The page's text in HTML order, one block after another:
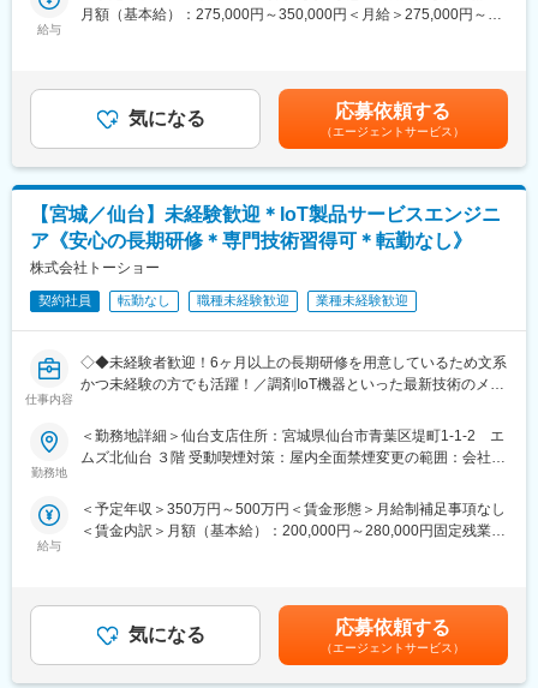
・産休育休：女性取得率100%、男性も多数取得
たい」という想いから、70年前に国内初の“スピードギプス”を開
発。
看護師が時間をかけて作らなければならなかったギプス包帯を革
新し、日本の骨折治療にイノベーションを起こしました。
その“現場に寄り添う精神”は今も変わらず、助け合いの文化と患者
さんへの真摯な姿勢が根付いた会社です。
変更の範囲：会社の定める業務
るため、ITスキルも身につきます。
https://www.fujifilm.com/jp/ja/healthcare/healthcare-it/it-
imaging/enterprise-pacs
医用画像処理機器、医用画像ネットワークシステムの定期点検、
トラブルシューティング等の技術サポートを行います。
■研修制度
入社後は、小田原の研修センターにて、機械の解体・組み立てな
どの基礎技術を学び、先輩社員とのOJTを通じて、現場での実務
に慣れていただきます。上記のとおり実機を用いたトレーニング
などから必要なスキルを段階的に習得できますので、未経験の方
でもキャッチアップいただける環境です！
※その他年間研修カリキュラムがあり、成熟度に応じて参加可能
■働き方魅力
が可能です。さらに、担当エリアが狭いため、各担当の負担を軽
減し、バランスの取れたワークライフを実現できます。休日・夜
働くことが可能です。（当番制あり）
■待遇・手当
富士フイルムGの育成制度「＋STORY」で成長をサポート。ジョ
ブローテーションや研修でキャリアの幅を広げられます。
HP：https://fms-careers.fujifilm.com/environment/training/
給与
月額（基本給）：275,000円～350,000円＜月給＞275,000円～
歳/750万円(入社8年・経験11年、手当含)：月給37万円賃金はあく
までも目安の金額であり、選考を通じて上下する可能性がありま
す。月給(月額)は固定手当を含めた表記です。
気になる 応募依頼する
（エージェントサービス）
【宮城／仙台】未経験歓迎＊IoT製品サービスエンジニ
ア《安心の長期研修＊専門技術習得可＊転勤なし》
株式会社トーショー
契約社員 転勤なし 職種未経験歓迎 業種未経験歓迎
仕事内容
◇◆未経験者歓迎！6ヶ月以上の長期研修を用意しているため文系
かつ未経験の方でも活躍！／調剤IoT機器といった最新技術のメン
い方も歓迎！社会貢献性の高い仕事◆◇
入されたお客様先へ出向き、機械やシステムのメンテナンスを行
う技術職となります。
【業務内容】
同社のフィールドエンジニアとして主力製品である「全自動調剤
勤務地
＜勤務地詳細＞仙台支店住所：宮城県仙台市青葉区堤町1-1-2 エ
ムズ北仙台 ３階 受動喫煙対策：屋内全面禁煙変更の範囲：会社の
給与
＜予定年収＞350万円～500万円＜賃金形態＞月給制補足事項なし
＜賃金内訳＞月額（基本給）：200,000円～280,000円固定残業手
＞※給与詳細は、年齢・スキルを考慮し決定します。■昇給：年1
回■賞与：年2回年収420万円／30歳 経験5年年収500万円／32歳
経験7年賃金はあくまでも目安の金額であり、選考を通じて上下す
る可能性があります。月給(月額)は固定手当を含めた表記です。
気になる 応募依頼する
（エージェントサービス）